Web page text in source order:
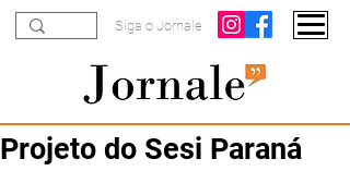
Siga o Jornale
Projeto do Sesi Paraná